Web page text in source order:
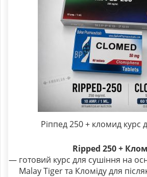
Ріппед 250 + кломид курс
Ripped 250 +
— готовий курс для сушіння на
Malay Tiger та Кломіду для